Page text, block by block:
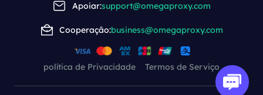
Apoiar:support@omegaproxy.com
Cooperação:business@omegaproxy.com
política de Privacidade Termos de Serviço